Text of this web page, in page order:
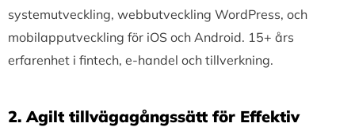
systemutveckling, webbutveckling WordPress, och
mobilapputveckling för iOS och Android. 15+ års
erfarenhet i fintech, e-handel och tillverkning.
2.⁠ ⁠Agilt tillvägagångssätt för Effektiv